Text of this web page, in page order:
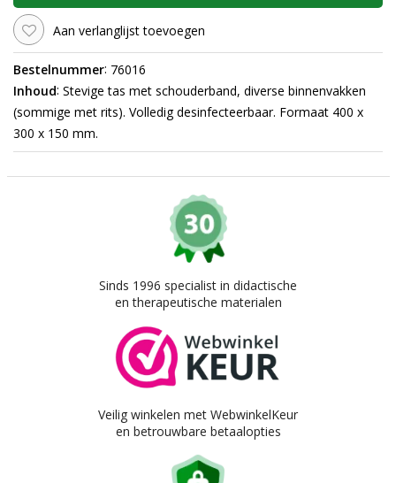
Aan verlanglijst toevoegen
Bestelnummer: 76016
Inhoud: Stevige tas met schouderband, diverse binnenvakken
(sommige met rits). Volledig desinfecteerbaar. Formaat 400 x
300 x 150 mm.
Sinds 1996 specialist in didactische
en therapeutische materialen
Veilig winkelen met WebwinkelKeur
en betrouwbare betaalopties